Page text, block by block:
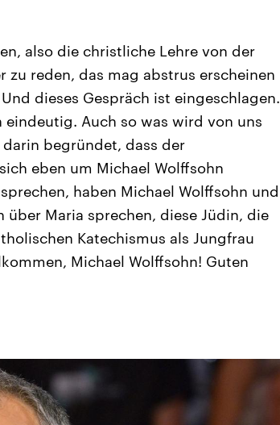
also die christliche Lehre von der
reden, das mag abstrus erscheinen
dieses Gespräch ist eingeschlagen.
Auch so was wird von uns
begründet, dass der
eben um Michael Wolffsohn
haben Michael Wolffsohn und
Maria sprechen, diese Jüdin, die
Katechismus als Jungfrau
Michael Wolffsohn! Guten